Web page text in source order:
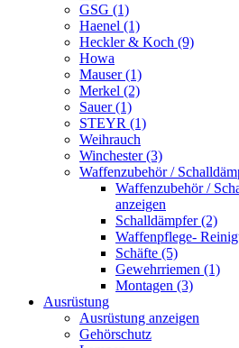
GSG (1)
Haenel (1)
Heckler & Koch (9)
Howa
Mauser (1)
Merkel (2)
Sauer (1)
STEYR (1)
Weihrauch
Winchester (3)
Waffenzubehör /
Waffenzubehör /
anzeigen
Schalldämpfer (2)
Waffenpflege-
Schäfte (5)
Gewehrriemen (1)
Montagen (3)
Ausrüstung
Ausrüstung anzeigen
Gehörschutz